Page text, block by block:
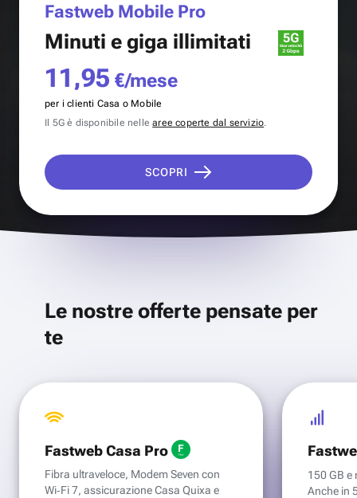
Fastweb Mobile Pro
Minuti e giga illimitati
11,95 €/mese
per i clienti Casa o Mobile
Il 5G è disponibile nellearee coperte dal servizio.
SCOPRI
Le nostre offerte pensate per
te
Fastweb Casa Pro
Fibra ultraveloce, Modem Seven con
Wi‑Fi 7, assicurazione Casa Quixa e
150 GB e
Anche in